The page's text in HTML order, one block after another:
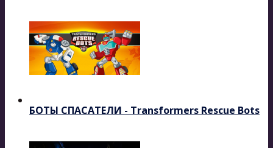
БОТЫ СПАСАТЕЛИ - Transformers Rescue Bots